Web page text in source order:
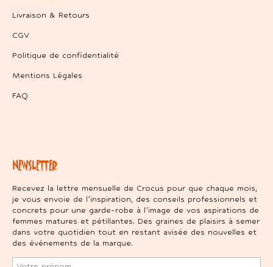
Livraison & Retours
CGV
Politique de confidentialité
Mentions Légales
FAQ
NEWSLETTER
Recevez la lettre mensuelle de Crocus pour que chaque mois,
je vous envoie de l’inspiration, des conseils professionnels et
concrets pour une garde-robe à l’image de vos aspirations de
femmes matures et pétillantes. Des graines de plaisirs à semer
dans votre quotidien tout en restant avisée des nouvelles et
des événements de la marque.